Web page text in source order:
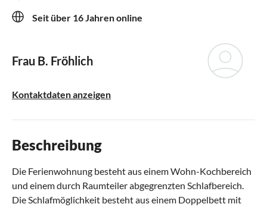
Seit über 16 Jahren online
Frau B. Fröhlich
Kontaktdaten anzeigen
Beschreibung
Die Ferienwohnung besteht aus einem Wohn-Kochbereich
und einem durch Raumteiler abgegrenzten Schlafbereich.
Die Schlafmöglichkeit besteht aus einem Doppelbett mit